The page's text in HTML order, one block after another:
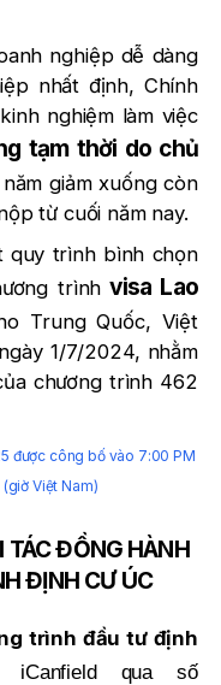
nghiệp dễ dàng
nhất định, Chính
nghiệm làm việc
tạm thời do chủ
giảm xuống còn
từ cuối năm nay.
quy trình bình chọn
trình visa Lao
Trung Quốc, Việt
1/7/2024, nhằm
chương trình 462
được công bố vào 7:00 PM
Việt Nam)
TÁC ĐỒNG HÀNH
ĐỊNH CƯ ÚC
trình đầu tư định
qua số